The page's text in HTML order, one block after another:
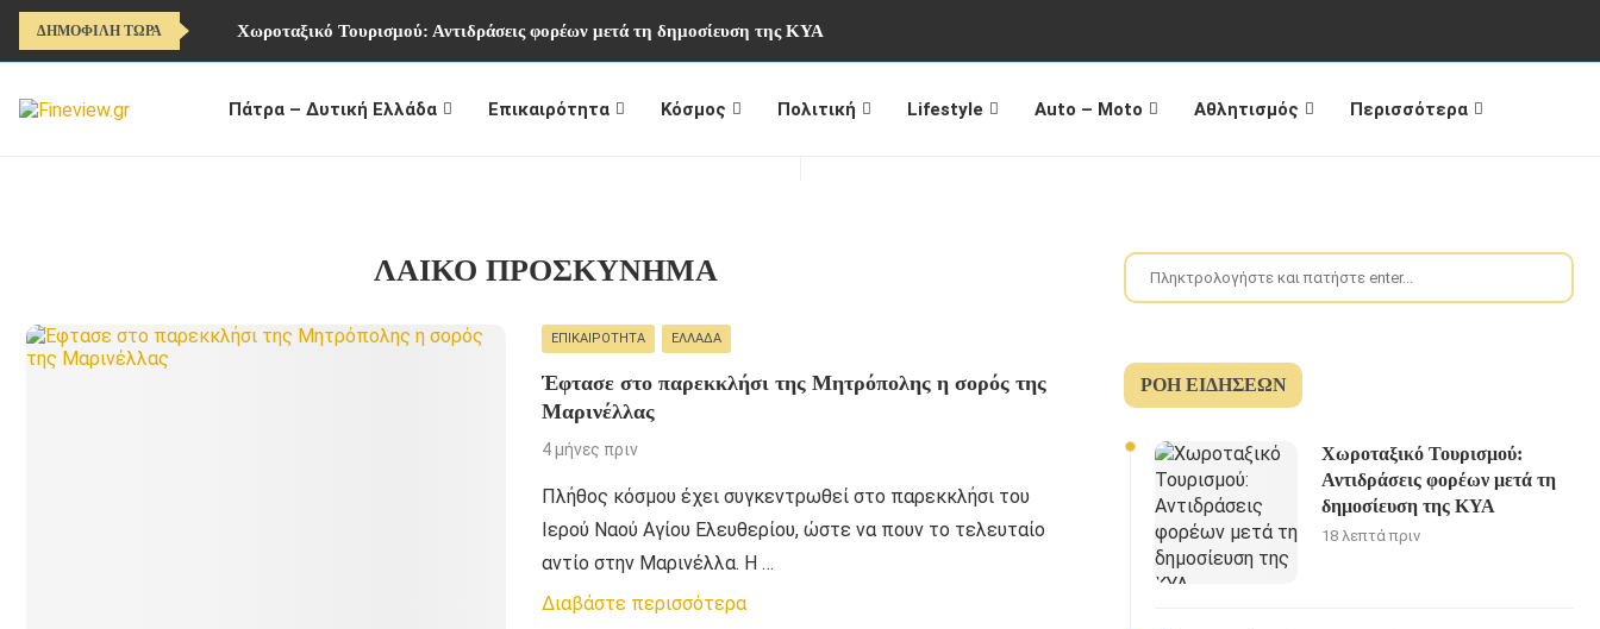
ΔΗΜΟΦΙΛΗ ΤΩΡΑ Χωροταξικό Τουρισμού: Αντιδράσεις φορέων μετά τη δημοσίευση της ΚΥΑ
Πάτρα – Δυτική Ελλάδα Επικαιρότητα Κόσμος Πολιτική Lifestyle Auto – Moto Αθλητισμός Περισσότερα
ΛΑΙΚΟ ΠΡΟΣΚΥΝΗΜΑ
ΕΠΙΚΑΙΡΌΤΗΤΑ ΕΛΛΆΔΑ
Έφτασε στο παρεκκλήσι της Μητρόπολης η σορός της
Μαρινέλλας
4 μήνες πριν
Πλήθος κόσμου έχει συγκεντρωθεί στο παρεκκλήσι του
Ιερού Ναού Αγίου Ελευθερίου, ώστε να πουν το τελευταίο
αντίο στην Μαρινέλλα. Η …
Διαβάστε περισσότερα
ΡΟΉ ΕΙΔΉΣΕΩΝ
Χωροταξικό Τουρισμού:
Αντιδράσεις φορέων μετά τη
δημοσίευση της ΚΥΑ
18 λεπτά πριν